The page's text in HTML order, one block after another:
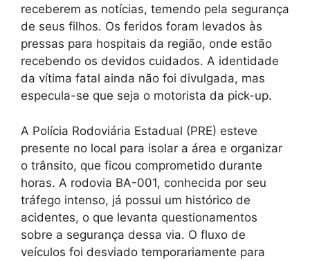
receberem as notícias, temendo pela segurança
de seus filhos. Os feridos foram levados às
pressas para hospitais da região, onde estão
recebendo os devidos cuidados. A identidade
da vítima fatal ainda não foi divulgada, mas
especula-se que seja o motorista da pick-up.
A Polícia Rodoviária Estadual (PRE) esteve
presente no local para isolar a área e organizar
o trânsito, que ficou comprometido durante
horas. A rodovia BA-001, conhecida por seu
tráfego intenso, já possui um histórico de
acidentes, o que levanta questionamentos
sobre a segurança dessa via. O fluxo de
veículos foi desviado temporariamente para